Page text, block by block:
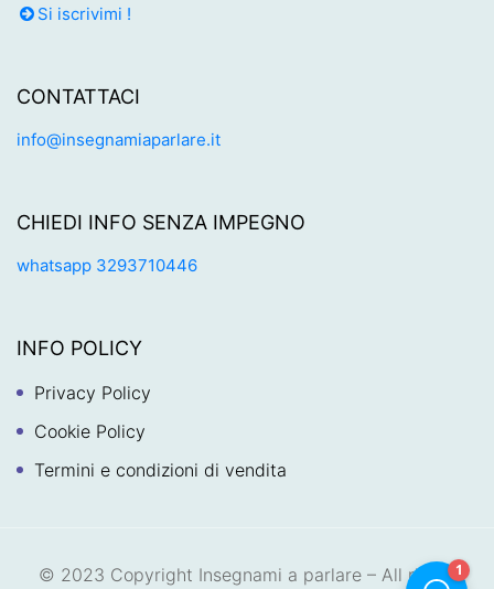
Si iscrivimi !
CONTATTACI
info@insegnamiaparlare.it
CHIEDI INFO SENZA IMPEGNO
whatsapp 3293710446
INFO POLICY
Privacy Policy
Cookie Policy
Termini e condizioni di vendita
© 2023 Copyright Insegnami a parlare – All rights